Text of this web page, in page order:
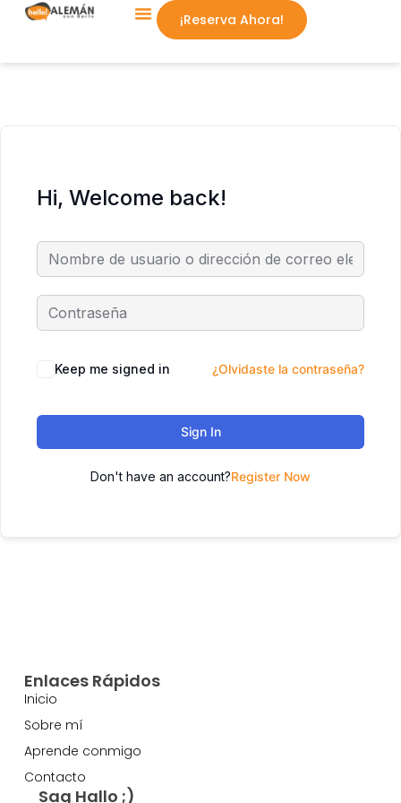
¡Reserva Ahora!
Hi, Welcome back!
Keep me signed in ¿Olvidaste la contraseña?
Sign In
Don't have an account?Register Now
Enlaces Rápidos
Inicio
Sobre mí
Aprende conmigo
Contacto
Sag Hallo ;)